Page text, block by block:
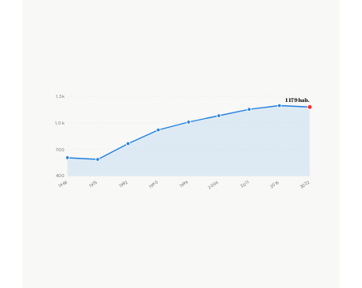
400
700
1,0 k
1,3 k
1968 1975 1982 1990 1999 2006 2011 2016 2022
1 179 hab.